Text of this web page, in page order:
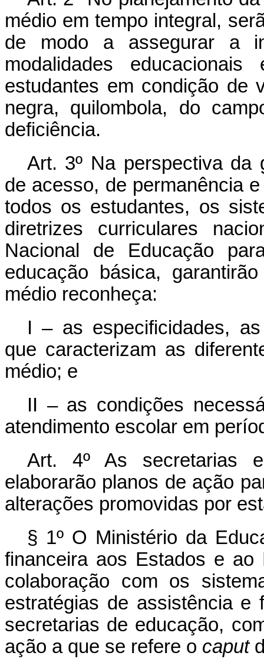
médio em tempo integral,
de modo a assegurar a
modalidades
estudantes em condição de
negra, quilombola, do
deficiência.
Art. 3º Na perspectiva da
de acesso, de permanência
todos os estudantes, os
diretrizes curriculares
Nacional de Educação
educação básica,
médio reconheça:
I – as especificidades,
que caracterizam as
médio; e
II – as condições
atendimento escolar em
Art. 4º As secretarias
elaborarão planos de ação
alterações promovidas por
§ 1º O Ministério da
financeira aos Estados e ao
colaboração com os
estratégias de assistência e
secretarias de educação,
ação a que se refere o caput